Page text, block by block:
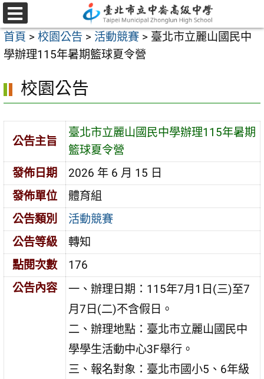
跳
至
主
要
容
選
單
首頁 > 校園公告 > 活動競賽 > 臺北市立麗山國民中
學辦理115年暑期籃球夏令營
校園公告
公告主旨
臺北市立麗山國民中學辦理115年暑期
籃球夏令營
發佈日期
2026 年 6 月 15 日
發佈單位
體育組
公告類別
活動競賽
公告等級
轉知
點閱次數
176
公告內容
一、辦理日期：115年7月1日(三)至7
月7日(二)不含假日。
二、辦理地點：臺北市立麗山國民中
學學生活動中心3F舉行。
三、報名對象：臺北市國小5、6年級